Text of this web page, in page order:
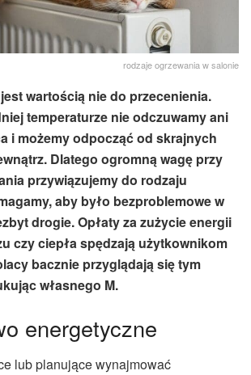
rodzaje ogrzewania w salonie
wartością nie do przecenienia.
temperaturze nie odczuwamy ani
i możemy odpocząć od skrajnych
Dlatego ogromną wagę przy
przywiązujemy do rodzaju
aby było bezproblemowe w
drogie. Opłaty za zużycie energii
czy ciepła spędzają użytkownikom
bacznie przyglądają się tym
własnego M.
energetyczne
lub planujące wynajmować